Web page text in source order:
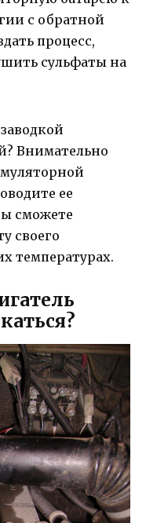
с обратной
процесс,
сульфаты на
Внимательно
ее
сможете
своего
температурах.